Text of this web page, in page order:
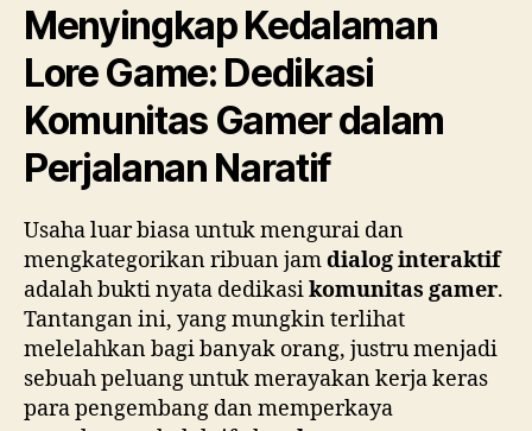
Menyingkap Kedalaman
Lore Game: Dedikasi
Komunitas Gamer dalam
Perjalanan Naratif
Usaha luar biasa untuk mengurai dan
mengkategorikan ribuan jamdialog interaktif
adalah bukti nyata dedikasikomunitas gamer.
Tantangan ini, yang mungkin terlihat
melelahkan bagi banyak orang, justru menjadi
sebuah peluang untuk merayakan kerja keras
para pengembang dan memperkaya